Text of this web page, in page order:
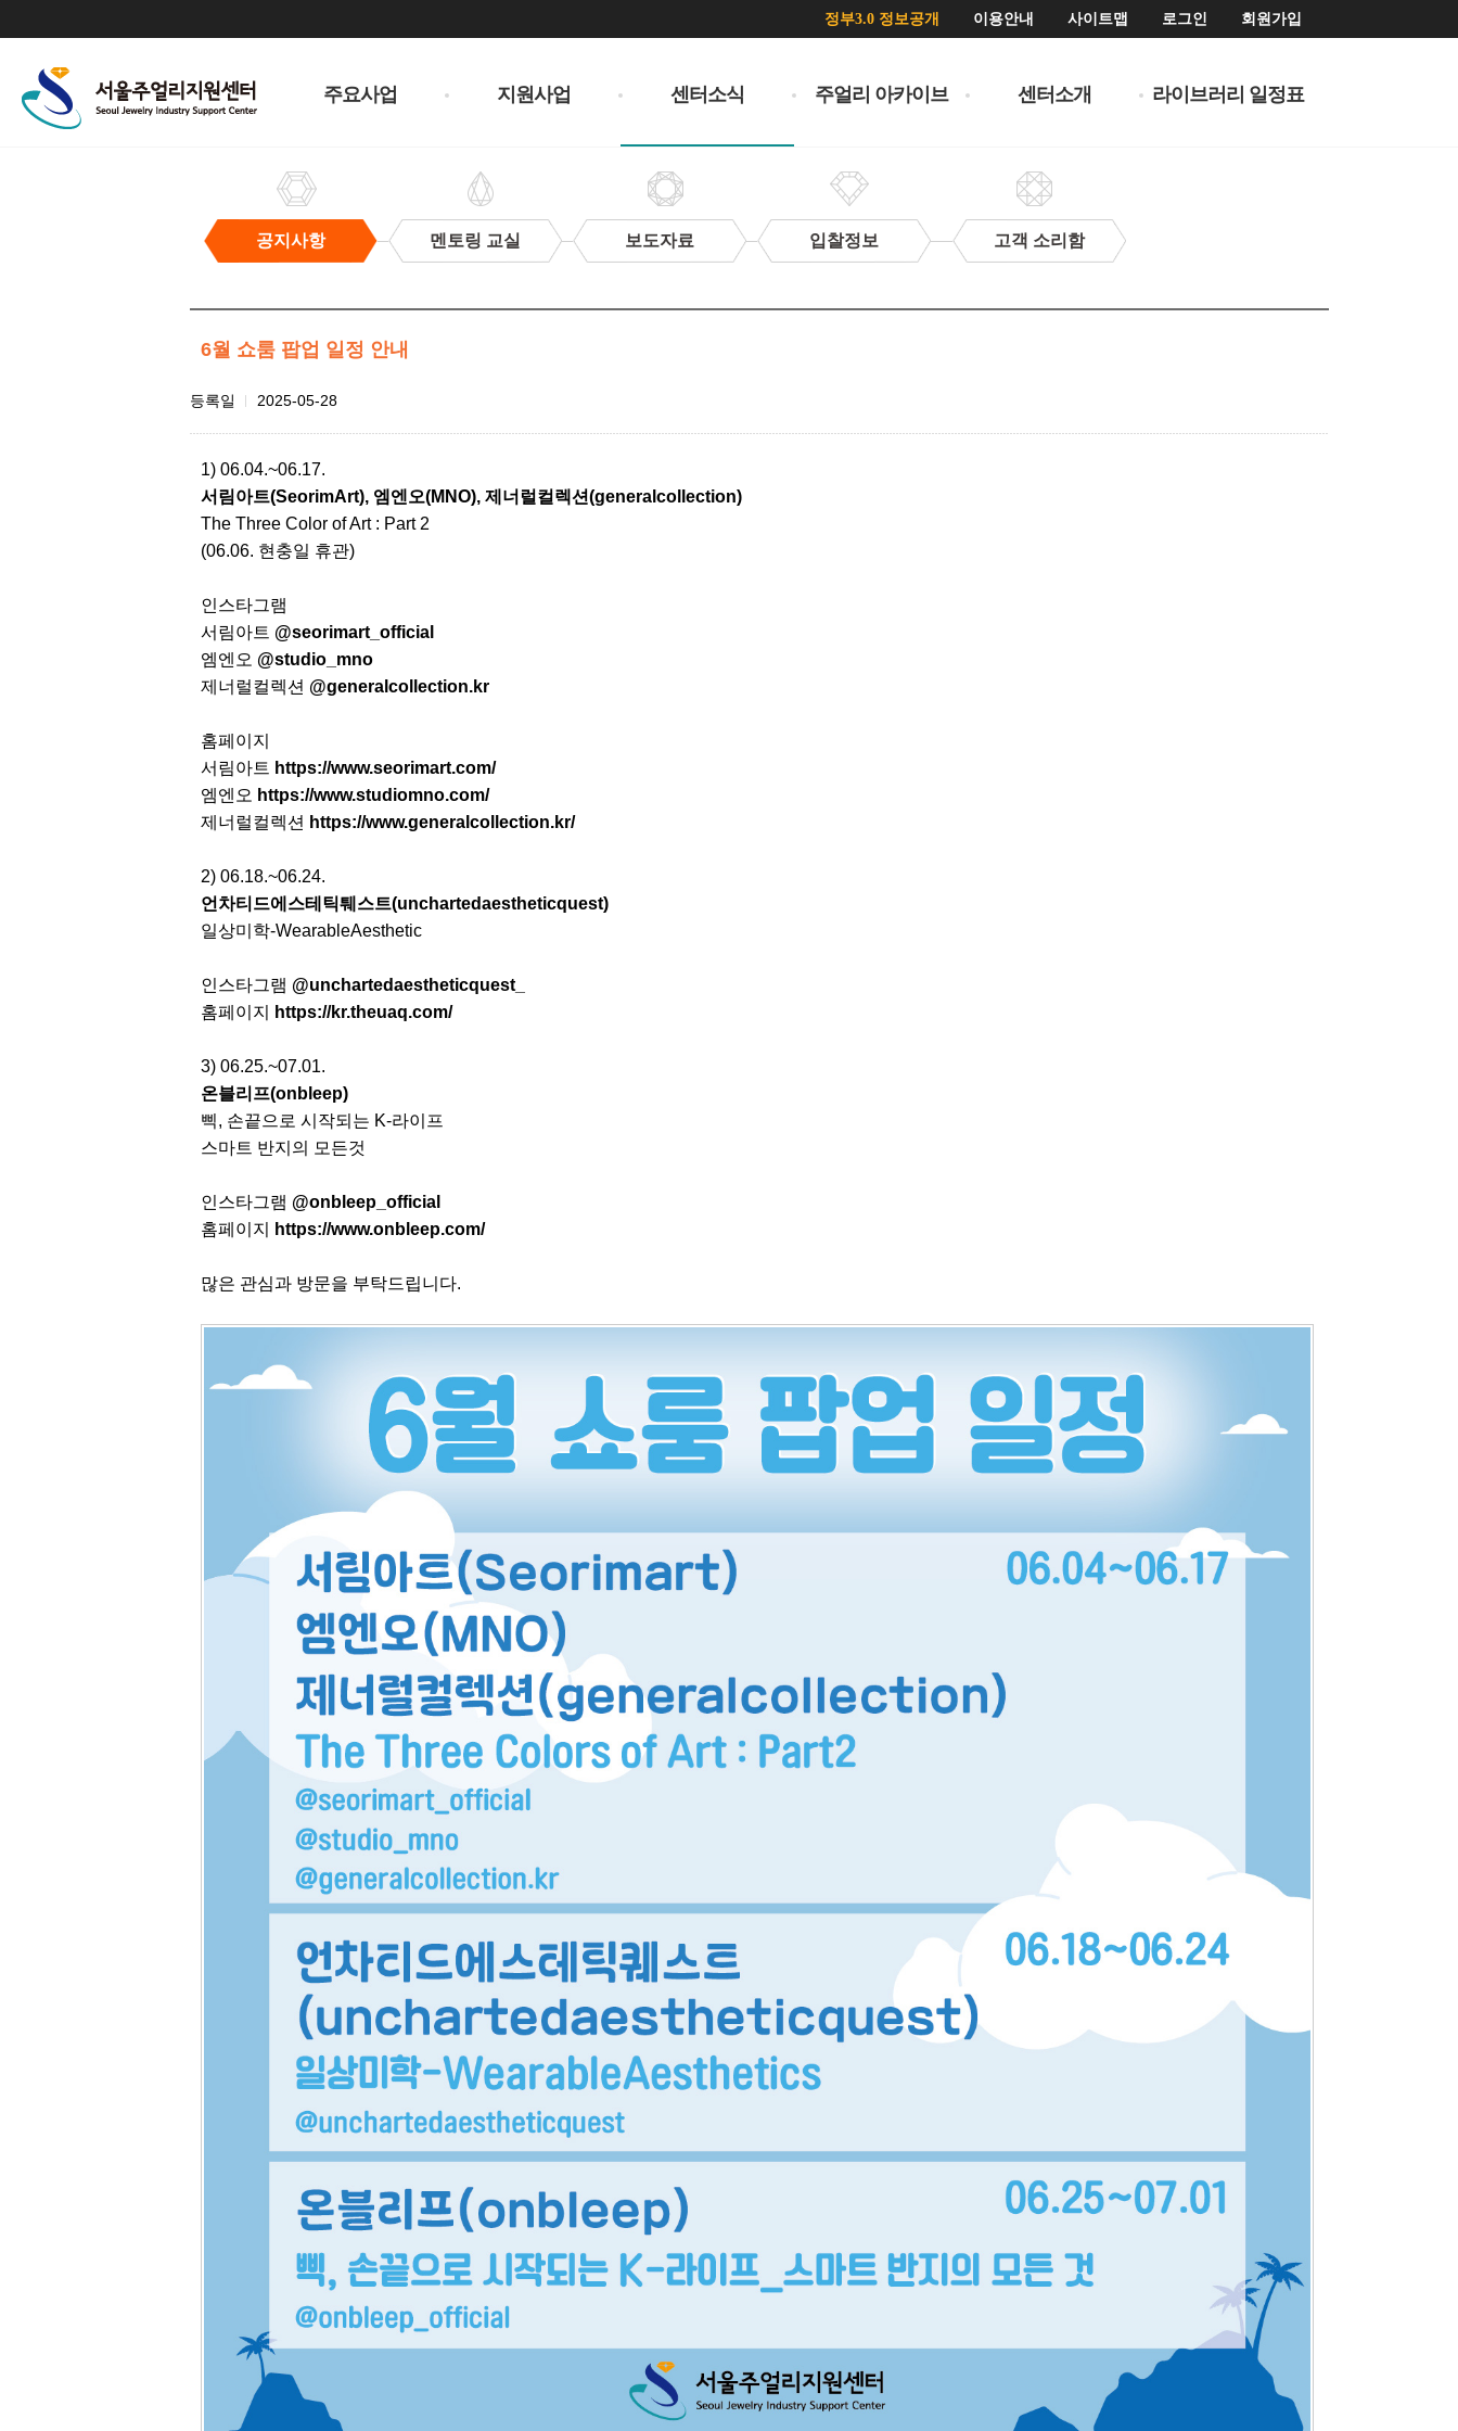
정부3.0 정보공개 이용안내 사이트맵 로그인 회원가입
주요사업 지원사업 센터소식 주얼리 아카이브 센터소개 라이브러리 일정표
공지사항 멘토링 교실 보도자료 입찰정보 고객 소리함
6월 쇼룸 팝업 일정 안내
등록일 2025-05-28
첨
일1) 06.04.~06.17.
서림아트(SeorimArt), 엠엔오(MNO), 제너럴컬렉션(generalcollection)
The Three Color of Art : Part 2
(06.06. 현충일 휴관)
인스타그램
서림아트 @seorimart_official
엠엔오 @studio_mno
제너럴컬렉션 @generalcollection.kr
홈페이지
서림아트 https://www.seorimart.com/
엠엔오 https://www.studiomno.com/
제너럴컬렉션 https://www.generalcollection.kr/
2) 06.18.~06.24.
언차티드에스테틱퉤스트(unchartedaestheticquest)
일상미학-WearableAesthetic
인스타그램 @unchartedaestheticquest_
홈페이지
https://kr.theuaq.com/
3) 06.25.~07.01.
온블리프(onbleep)
삑, 손끝으로 시작되는 K-라이프
스마트 반지의 모든것
인스타그램 @onbleep_official
홈페이지
https://www.onbleep.com/
많은 관심과 방문을 부탁드립니다.